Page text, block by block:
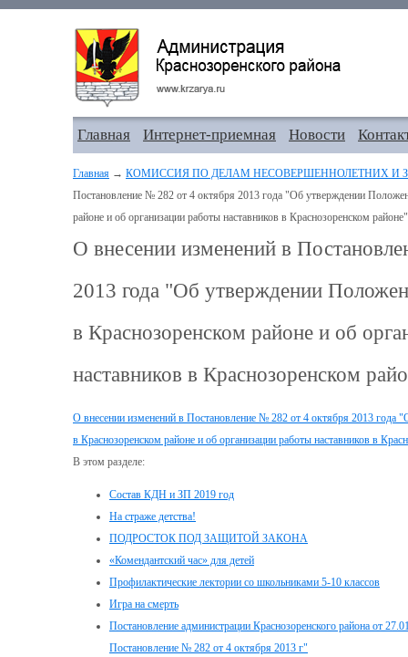
Главная Интернет-приемная Новости
Главная → КОМИССИЯ ПО ДЕЛАМ НЕСОВЕРШЕННОЛЕТНИХ И
Постановление № 282 от 4 октября 2013 года "Об утверждении
районе и об организации работы наставников в Краснозоренском районе"
О внесении изменений в
2013 года "Об утверждении
в Краснозоренском районе и об
наставников в Краснозоренском
О внесении изменений в Постановление № 282 от 4 октября 2013 года
в Краснозоренском районе и об организации работы наставников в
В этом разделе:
Состав КДН и ЗП 2019 год
На страже детства!
ПОДРОСТОК ПОД ЗАЩИТОЙ ЗАКОНА
«Комендантский час» для детей
Профилактические лектории со школьниками 5-10 классов
Игра на смерть
Постановление администрации Краснозоренского района от
Постановление № 282 от 4 октября 2013 г"